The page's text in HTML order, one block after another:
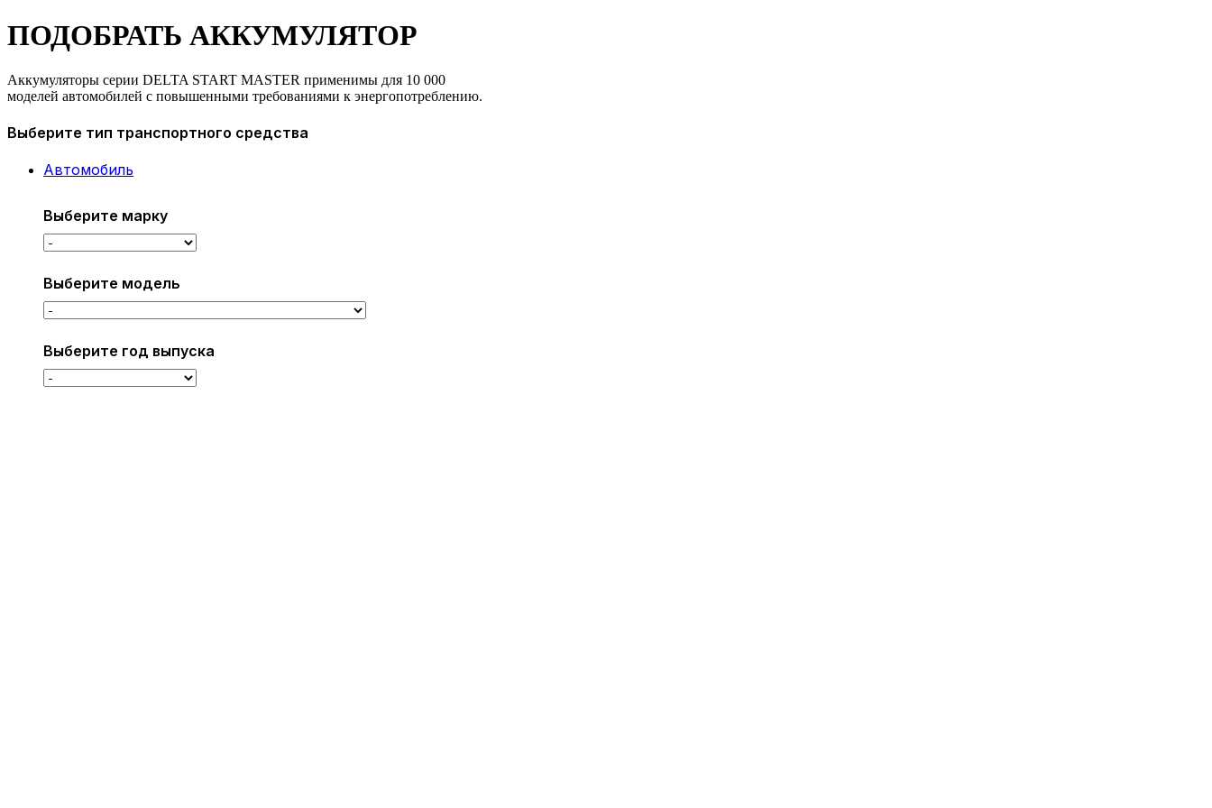
ПОДОБРАТЬ АККУМУЛЯТОР
Аккумуляторы серии DELTA START MASTER применимы для 10 000
моделей автомобилей с повышенными требованиями к энергопотреблению.
Выберите тип транспортного средства
Автомобиль
Выберите марку
Выберите модель
Выберите год выпуска